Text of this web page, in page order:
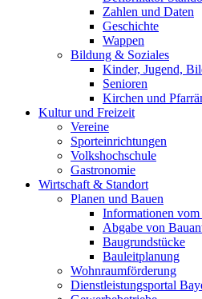
Zahlen und Daten
Geschichte
Wappen
Bildung & Soziales
Kinder, Jugend,
Senioren
Kirchen und
Kultur und Freizeit
Vereine
Sporteinrichtungen
Volkshochschule
Gastronomie
Wirtschaft & Standort
Planen und Bauen
Informationen vom
Abgabe von
Baugrundstücke
Bauleitplanung
Wohnraumförderung
Dienstleistungsportal